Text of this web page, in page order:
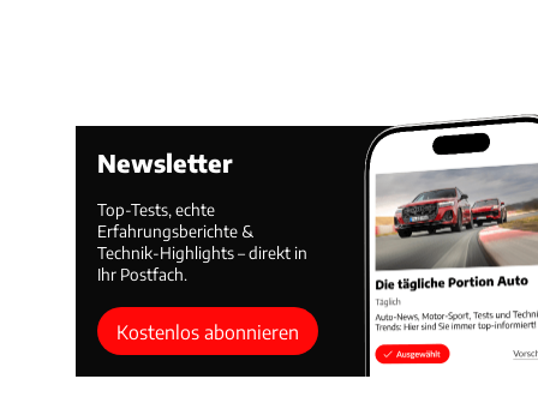
Newsletter
Top-Tests, echte
Erfahrungsberichte &
Technik-Highlights – direkt in
Ihr Postfach.
Kostenlos abonnieren